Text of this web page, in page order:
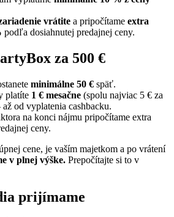
vrátite a pripočítame extra
podľa dosiahnutej predajnej ceny.
za 500 €
minimálne 50 € späť.
platíte 1 € mesačne (spolu najviac 5 € za
od vyplatenia cashbacku.
na konci nájmu pripočítame extra
ceny.
cene, je vaším majetkom a po vrátení
v plnej výške. Prepočítajte si to v
prijímame